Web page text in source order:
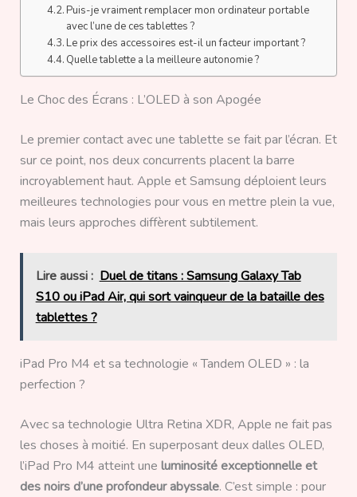
Puis-je vraiment remplacer mon ordinateur portable
avec l’une de ces tablettes ?
Le prix des accessoires est-il un facteur important ?
Quelle tablette a la meilleure autonomie ?
Le Choc des Écrans : L’OLED à son Apogée
Le premier contact avec une tablette se fait par l’écran. Et
sur ce point, nos deux concurrents placent la barre
incroyablement haut. Apple et Samsung déploient leurs
meilleures technologies pour vous en mettre plein la vue,
mais leurs approches diffèrent subtilement.
Lire aussi : Duel de titans : Samsung Galaxy Tab
S10 ou iPad Air, qui sort vainqueur de la bataille des
tablettes ?
iPad Pro M4 et sa technologie « Tandem OLED » : la
perfection ?
Avec sa technologie Ultra Retina XDR, Apple ne fait pas
les choses à moitié. En superposant deux dalles OLED,
l’iPad Pro M4 atteint une luminosité exceptionnelle et
des noirs d’une profondeur abyssale. C’est simple : pour